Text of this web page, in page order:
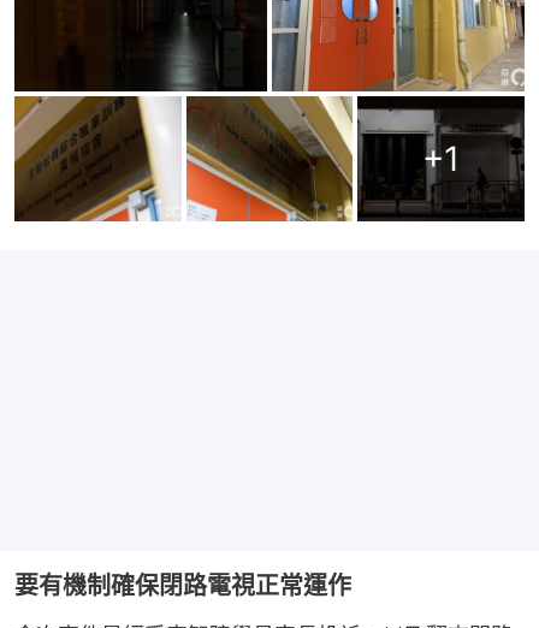
+1
要有機制確保閉路電視正常運作